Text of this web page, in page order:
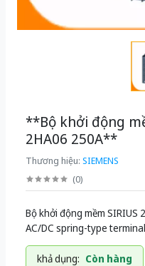
**Bộ khởi động
2HA06 250A**
Thương hiệu: SIEMENS
(0)
Bộ khởi động mềm
AC/DC spring-type
khả dụng: Còn hàng